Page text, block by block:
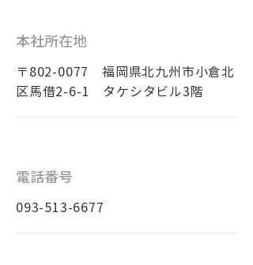
本社所在地
〒802-0077 福岡県北九州市小倉北
区馬借2-6-1​ タケシタビル3階
電話番号
093-513-6677